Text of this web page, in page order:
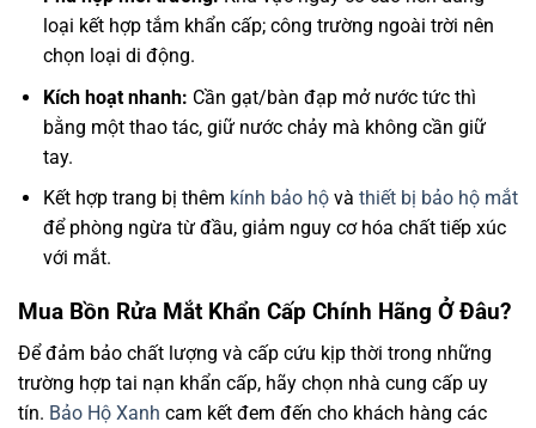
loại kết hợp tắm khẩn cấp; công trường ngoài trời nên
chọn loại di động.
Kích hoạt nhanh: Cần gạt/bàn đạp mở nước tức thì
bằng một thao tác, giữ nước chảy mà không cần giữ
tay.
Kết hợp trang bị thêm kính bảo hộvà thiết bị bảo hộ mắt
để phòng ngừa từ đầu, giảm nguy cơ hóa chất tiếp xúc
với mắt.
Mua Bồn Rửa Mắt Khẩn Cấp Chính Hãng Ở Đâu?
Để đảm bảo chất lượng và cấp cứu kịp thời trong những
trường hợp tai nạn khẩn cấp, hãy chọn nhà cung cấp uy
tín. Bảo Hộ Xanh cam kết đem đến cho khách hàng các